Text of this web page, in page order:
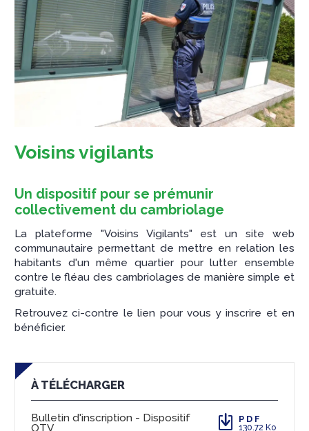
Voisins vigilants
Un dispositif pour se prémunir
collectivement du cambriolage
La plateforme "Voisins Vigilants" est un site web
communautaire permettant de mettre en relation les
habitants d'un même quartier pour lutter ensemble
contre le fléau des cambriolages de manière simple et
gratuite.
Retrouvez ci-contre le lien pour vous y inscrire et en
bénéficier.
À TÉLÉCHARGER
Bulletin d'inscription - Dispositif
OTV
PDF
130.72 Ko